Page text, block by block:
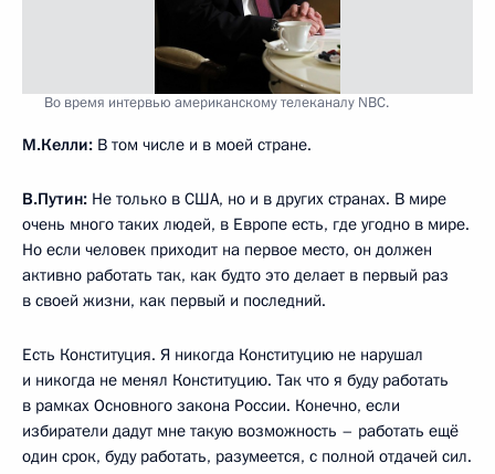
Во время интервью американскому телеканалу NBC.
М.Келли: В том числе и в моей стране.
В.Путин: Не только в США, но и в других странах. В мире
очень много таких людей, в Европе есть, где угодно в мире.
Но если человек приходит на первое место, он должен
активно работать так, как будто это делает в первый раз
в своей жизни, как первый и последний.
Есть Конституция. Я никогда Конституцию не нарушал
и никогда не менял Конституцию. Так что я буду работать
в рамках Основного закона России. Конечно, если
избиратели дадут мне такую возможность – работать ещё
один срок, буду работать, разумеется, с полной отдачей сил.